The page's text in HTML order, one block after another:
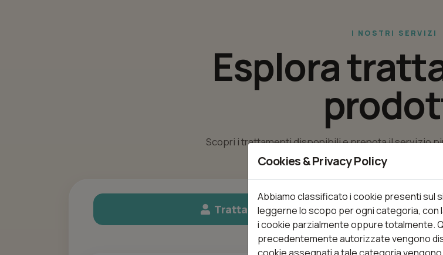
I NOSTRI SERVIZI
Esplora
Scopri i trattamenti disponibili e prenota il servizio
Trattamenti
Cookies & Privacy Policy
Abbiamo classificato i cookie presenti sul
leggerne lo scopo per ogni categoria, con
i cookie parzialmente oppure totalmente.
precedentemente autorizzate vengono